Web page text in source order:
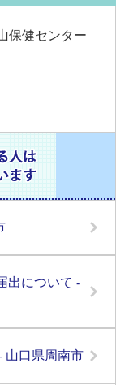
保健センター
出について -
山口県周南市